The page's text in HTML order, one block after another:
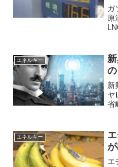
ガ
原
本
エネルギー
新
ヤ
省
そ
エネルギー
エ